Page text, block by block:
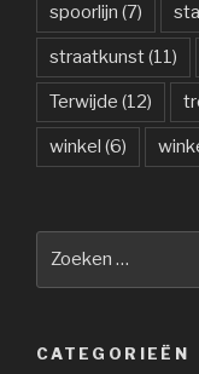
spoorlijn (7)
straatkunst(11)
Terwijde (12)
winkel (6)
CATEGORIEËN